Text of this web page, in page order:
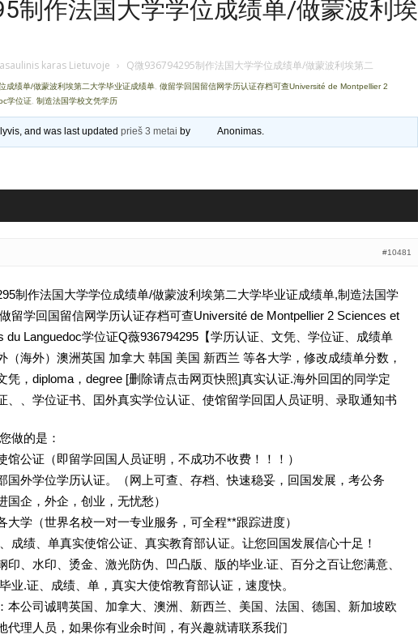
制作法国大学学位成绩单/做蒙波利埃
karas Lietuvoje › Q微936794295制作法国大学学位成绩单/做蒙波利埃第二
成绩单/做蒙波利埃第二大学毕业证成绩单 做留学回国留信网学历认证存档可查Université de Montpellier 2
学位证 制造法国学校文凭学历
and was last updatedprieš 3 metai by Anonimas.
#10481
制作法国大学学位成绩单/做蒙波利埃第二大学毕业证成绩单,制造法国学
留学回国留信网学历认证存档可查Université de Montpellier 2 Sciences et
du Languedoc学位证Q薇936794295【学历认证、文凭、学位证、成绩单
（海外）澳洲英国 加拿大 韩国 美国 新西兰 等各大学，修改成绩单分数，
凭，diploma，degree [删除请点击网页快照]真实认证.海外回囯的同学定
、、学位证书、囯外真实学位认证、使馆留学回囯人员证明、录取通知书
做的是：
馆公证（即留学回国人员证明，不成功不收费！！！）
外学位学历认证。（网上可查、存档、快速稳妥，回国发展，考公务
国企，外企，创业，无忧愁）
大学（世界名校一对一专业服务，可全程**跟踪进度）
成绩、单真实使馆公证、真实教育部认证。让您回国发展信心十足！
、水印、烫金、激光防伪、凹凸版、版的毕业.证、百分之百让您满意、
业.证、成绩、单，真实大使馆教育部认证，速度快。
公司诚聘英国、加拿大、澳洲、新西兰、美国、法国、德国、新加坡欧
代理人员，如果你有业余时间，有兴趣就请联系我们